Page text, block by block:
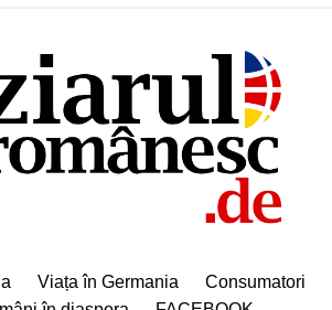
Viața în Germania Consumatori